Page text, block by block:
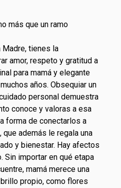
más que un ramo
Madre, tienes la
amor, respeto y gratitud a
para mamá y elegante
años. Obsequiar un
personal demuestra
conoce y valoras a esa
forma de conectarlos a
además le regala una
y bienestar. Hay afectos
Sin importar en qué etapa
mamá merece una
propio, como flores